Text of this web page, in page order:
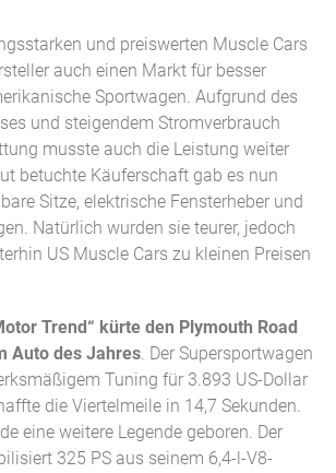
und preiswerten Muscle Cars
auch einen Markt für besser
Sportwagen. Aufgrund des
und steigendem Stromverbrauch
musste auch die Leistung weiter
betuchte Käuferschaft gab es nun
Sitze, elektrische Fensterheber und
Natürlich wurden sie teurer, jedoch
US Muscle Cars zu kleinen Preisen
Trend“ kürte den Plymouth Road
Auto des Jahres. Der Supersportwagen
Tuning für 3.893 US-Dollar
die Viertelmeile in 14,7 Sekunden.
eine weitere Legende geboren. Der
325 PS aus seinem 6,4-l-V8-